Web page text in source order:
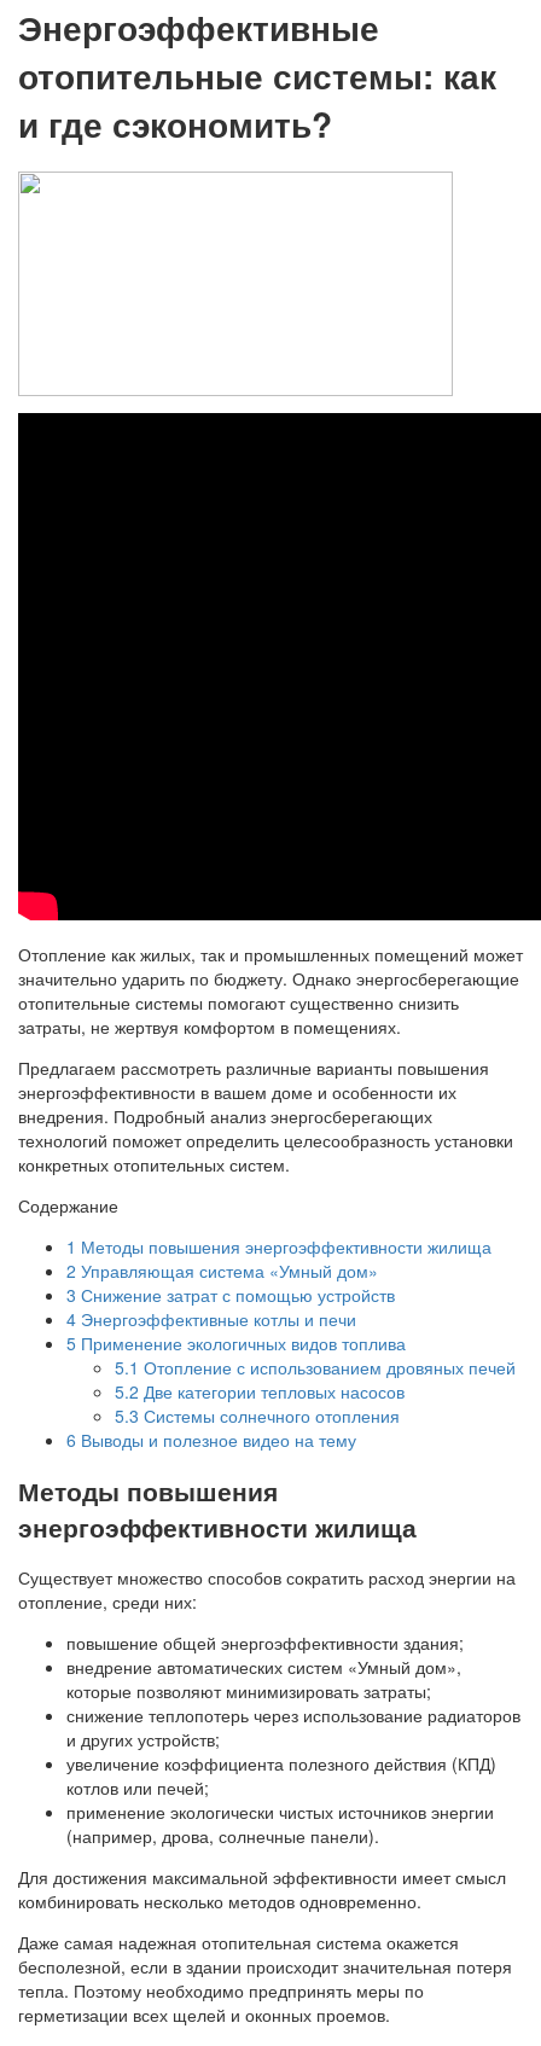
Энергоэффективные
отопительные системы: как
и где сэкономить?
Отопление как жилых, так и промышленных помещений может
значительно ударить по бюджету. Однако энергосберегающие
отопительные системы помогают существенно снизить
затраты, не жертвуя комфортом в помещениях.
Предлагаем рассмотреть различные варианты повышения
энергоэффективности в вашем доме и особенности их
внедрения. Подробный анализ энергосберегающих
технологий поможет определить целесообразность установки
конкретных отопительных систем.
Содержание
1 Методы повышения энергоэффективности жилища
2 Управляющая система «Умный дом»
3 Снижение затрат с помощью устройств
4 Энергоэффективные котлы и печи
5 Применение экологичных видов топлива
5.1 Отопление с использованием дровяных печей
5.2 Две категории тепловых насосов
5.3 Системы солнечного отопления
6 Выводы и полезное видео на тему
Методы повышения
энергоэффективности жилища
Существует множество способов сократить расход энергии на
отопление, среди них:
повышение общей энергоэффективности здания;
внедрение автоматических систем «Умный дом»,
которые позволяют минимизировать затраты;
снижение теплопотерь через использование радиаторов
и других устройств;
увеличение коэффициента полезного действия (КПД)
котлов или печей;
применение экологически чистых источников энергии
(например, дрова, солнечные панели).
Для достижения максимальной эффективности имеет смысл
комбинировать несколько методов одновременно.
Даже самая надежная отопительная система окажется
бесполезной, если в здании происходит значительная потеря
тепла. Поэтому необходимо предпринять меры по
герметизации всех щелей и оконных проемов.